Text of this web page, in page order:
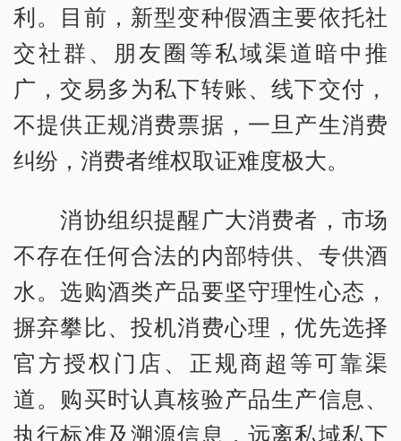
利。目前，新型变种假酒主要依托社
交社群、朋友圈等私域渠道暗中推
广，交易多为私下转账、线下交付，
不提供正规消费票据，一旦产生消费
纠纷，消费者维权取证难度极大。
消协组织提醒广大消费者，市场
不存在任何合法的内部特供、专供酒
水。选购酒类产品要坚守理性心态，
摒弃攀比、投机消费心理，优先选择
官方授权门店、正规商超等可靠渠
道。购买时认真核验产品生产信息、
执行标准及溯源信息，远离私域私下